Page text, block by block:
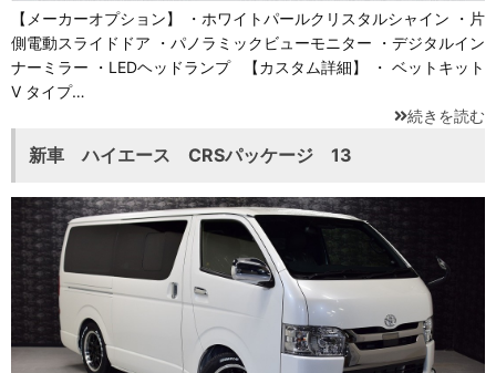
【メーカーオプション】 ・ホワイトパールクリスタルシャイン ・片
側電動スライドドア ・パノラミックビューモニター ・デジタルイン
ナーミラー ・LEDヘッドランプ 【カスタム詳細】 ・ ベットキット
Ⅴ タイプ…
続きを読む
新車 ハイエース CRSパッケージ 13